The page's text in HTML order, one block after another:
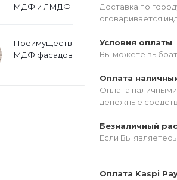
МДФ и ЛМДФ
Преимущества
МДФ фасадов
Доставка по
оговаривается
Условия оплаты
Вы можете
Оплата
Оплата
денежные
Безналичный
Если Вы
Оплата Kaspi